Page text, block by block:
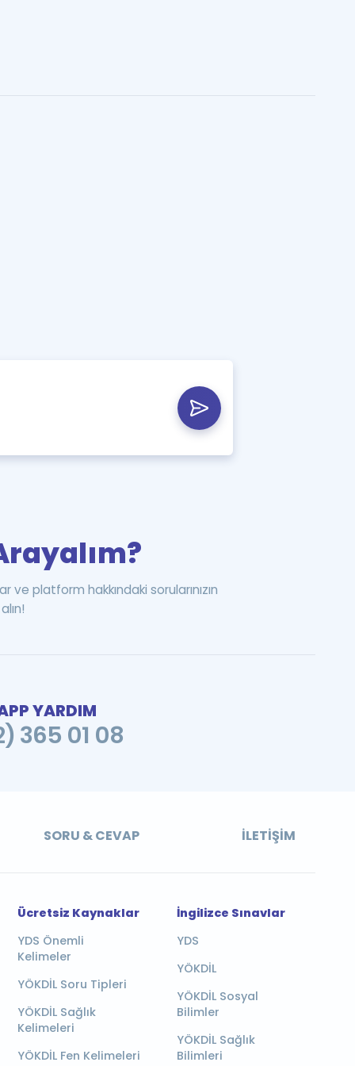
ve platform hakkındaki sorularınızın
YARDIM
365 01 08
SORU & CEVAP İLETIŞIM
Ücretsiz Kaynaklar
YDS Önemli
Kelimeler
YÖKDİL Soru Tipleri
YÖKDİL Sağlık
Kelimeleri
YÖKDİL Fen Kelimeleri
İngilizce Sınavlar
YDS
YÖKDİL
YÖKDİL Sosyal
Bilimler
YÖKDİL Sağlık
Bilimleri